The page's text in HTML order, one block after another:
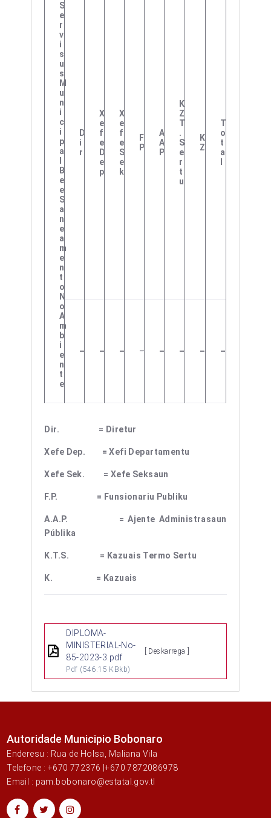
S
E
R
V
I
S
U
S
M
U
N
I
C
I
P
A
B
E
E
S
A
N
E
A
M
E
N
T
O
N
O
A
M
B
I
E
N
T
E
D
I
R
X
E
F
E
D
E
P
X
E
F
E
S
E
K
F
P
A
A
P
K
Z
T
.
S
E
R
T
U
K
Z
T
O
T
A
– – – – – – – –
Dir. = Diretur
Xefe Dep. = Xefi Departamentu
Xefe Sek. = Xefe Seksaun
F.P. = Funsionariu Publiku
A.A.P. = Ajente Administrasaun
Públika
K.T.S. = Kazuais Termo Sertu
K. = Kazuais
DIPLOMA-
MINISTERIAL-No-
85-2023-3.pdf
Pdf (546.15 KBkb)
[ Deskarrega ]
Autoridade Municipio Bobonaro
Enderesu : Rua de Holsa, Maliana Vila
Telefone : +670 772376 |+670 7872086978
Email : pam.bobonaro@estatal.gov.tl